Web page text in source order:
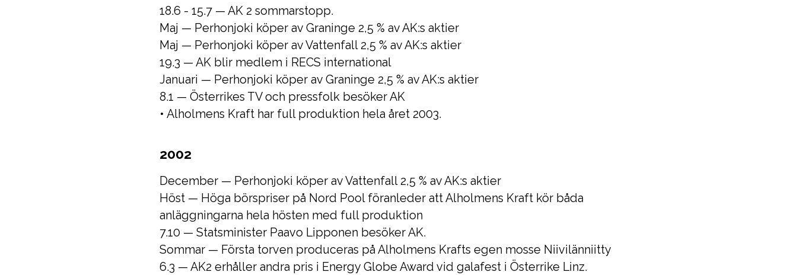
18.6 - 15.7 — AK 2 sommarstopp.
Maj — Perhonjoki köper av Graninge 2,5 % av AK:s aktier
Maj — Perhonjoki köper av Vattenfall 2,5 % av AK:s aktier
19.3 — AK blir medlem i RECS international
Januari — Perhonjoki köper av Graninge 2,5 % av AK:s aktier
8.1 — Österrikes TV och pressfolk besöker AK
• Alholmens Kraft har full produktion hela året 2003.
2002
December — Perhonjoki köper av Vattenfall 2,5 % av AK:s aktier
Höst — Höga börspriser på Nord Pool föranleder att Alholmens Kraft kör båda
anläggningarna hela hösten med full produktion
7.10 — Statsminister Paavo Lipponen besöker AK.
Sommar — Första torven produceras på Alholmens Krafts egen mosse Niivilänniitty
6.3 — AK2 erhåller andra pris i Energy Globe Award vid galafest i Österrike Linz.